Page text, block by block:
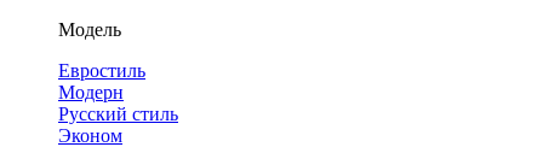
Модель
Евростиль
Модерн
Русский стиль
Эконом